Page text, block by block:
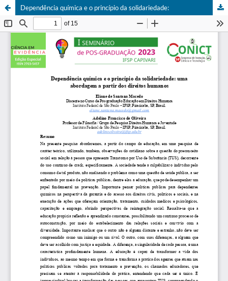
Dependência química e o princípio da solidariedade: